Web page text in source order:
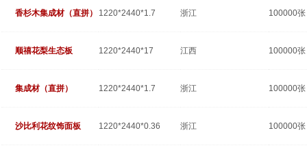
香杉木集成材（直拼） 1220*2440*1.7 浙江 100000张
顺禧花梨生态板 1220*2440*17 江西 100000张
集成材（直拼） 1220*2440*1.7 浙江 100000张
沙比利花纹饰面板 1220*2440*0.36 浙江 100000张